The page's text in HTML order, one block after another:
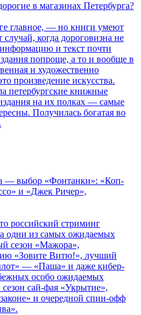
в магазинах Петербурга?
главное, — но книги умеют
когда дороговизна не
и текст почти
попроще, а то и вообще в
и художественно
произведение искусства.
петербургские книжные
на их полках — самые
Получилась богатая во
— выбор «Фонтанки»: «Коп-
и «Джек Ричер»,
российский стриминг
одни из самых ожидаемых
сезон «Мажора»,
«Зовите Витю!», лучший
— «Паша» и даже кибер-
особо ожидаемых
сай-фая «Укрытие»,
и очередной спин-офф